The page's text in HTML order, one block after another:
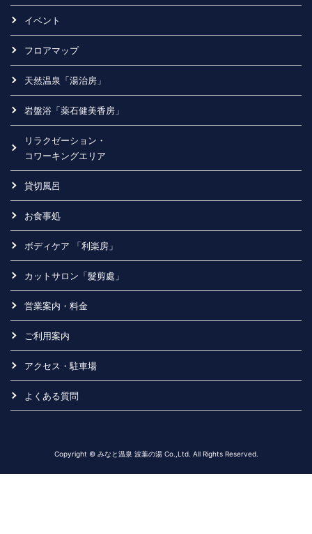
イベント
フロアマップ
天然温泉「湯治房」
岩盤浴「薬石健美香房」
リラクゼーション・
コワーキングエリア
貸切風呂
お食事処
ボディケア 「利楽房」
カットサロン「髮剪處」
営業案内・料金
ご利用案内
アクセス・駐車場
よくある質問
Copyright © みなと温泉 波葉の湯 Co.,Ltd. All Rights Reserved.